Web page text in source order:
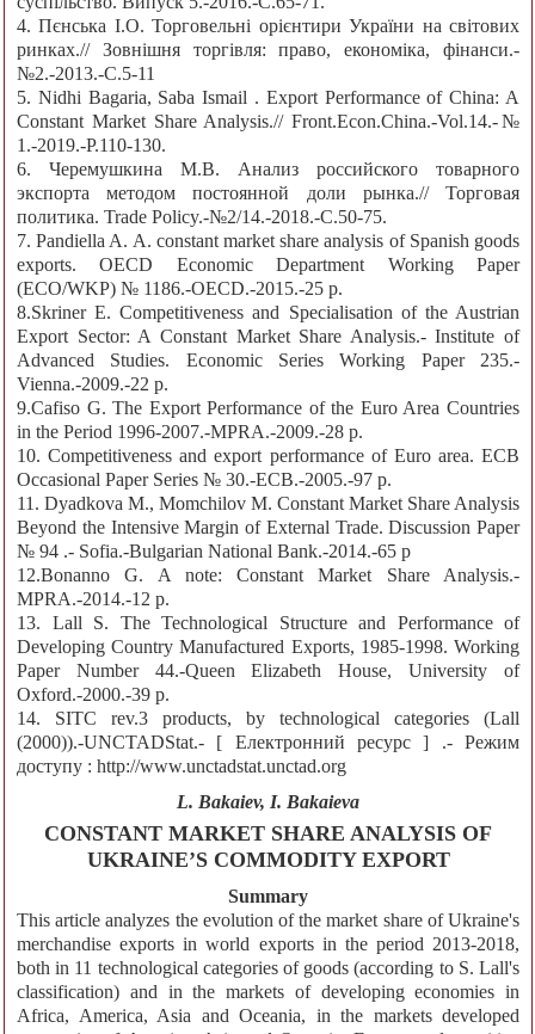
4. Пєнська І.О. Торговельні орієнтири України на світових
ринках.// Зовнішня торгівля: право, економіка, фінанси.-
№2.-2013.-С.5-11
5. Nidhi Bagaria, Saba Ismail . Export Performance of China: A
Constant Market Share Analysis.// Front.Econ.China.-Vol.14.-№
1.-2019.-P.110-130.
6. Черемушкина М.В. Анализ российского товарного
экспорта методом постоянной доли рынка.// Торговая
политика. Trade Policy.-№2/14.-2018.-С.50-75.
7. Pandiella A. A. constant market share analysis of Spanish goods
exports. OECD Economic Department Working Paper
(ECO/WKP) № 1186.-OECD.-2015.-25 p.
8.Skriner E. Competitiveness and Specialisation of the Austrian
Export Sector: A Constant Market Share Analysis.- Institute of
Advanced Studies. Economic Series Working Paper 235.-
Vienna.-2009.-22 p.
9.Cafiso G. The Export Performance of the Euro Area Countries
in the Period 1996-2007.-MPRA.-2009.-28 p.
10. Competitiveness and export performance of Euro area. ECB
Occasional Paper Series № 30.-ECB.-2005.-97 p.
11. Dyadkova M., Momchilov M. Constant Market Share Analysis
Beyond the Intensive Margin of External Trade. Discussion Paper
№ 94 .- Sofia.-Bulgarian National Bank.-2014.-65 p
12.Bonanno G. A note: Constant Market Share Analysis.-
MPRA.-2014.-12 p.
13. Lall S. The Technological Structure and Performance of
Developing Country Manufactured Exports, 1985-1998. Working
Paper Number 44.-Queen Elizabeth House, University of
Oxford.-2000.-39 p.
14. SITC rev.3 products, by technological categories (Lall
(2000)).-UNCTADStat.- [ Електронний ресурс ] .- Режим
доступу : http://www.unctadstat.unctad.org
L. Bakaiev, I. Bakaieva
CONSTANT MARKET SHARE ANALYSIS OF
UKRAINE’S COMMODITY EXPORT
Summary
This article analyzes the evolution of the market share of Ukraine's
merchandise exports in world exports in the period 2013-2018,
both in 11 technological categories of goods (according to S. Lall's
classification) and in the markets of developing economies in
Africa, America, Asia and Oceania, in the markets developed